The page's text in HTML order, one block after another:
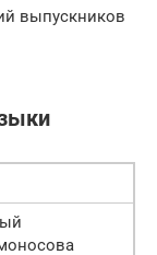
выпускников